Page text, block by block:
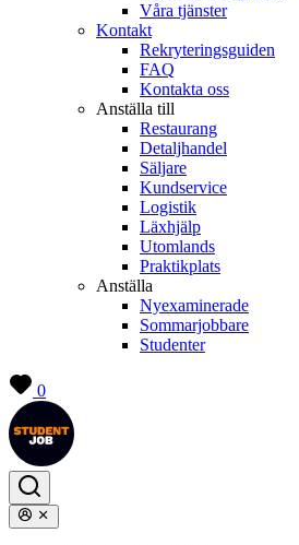
Våra tjänster
Kontakt
Rekryteringsguiden
FAQ
Kontakta oss
Anställa till
Restaurang
Detaljhandel
Säljare
Kundservice
Logistik
Läxhjälp
Utomlands
Praktikplats
Anställa
Nyexaminerade
Sommarjobbare
Studenter
0